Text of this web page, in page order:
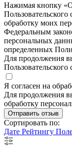
Нажимая кнопку
обработку моих
Федеральным
персональных
определенных
Для продолжения
Пользовательского
Я согласен на
Для продолжения
обработку
Отправить отзыв
Сортировать по:
Дате Рейтингу